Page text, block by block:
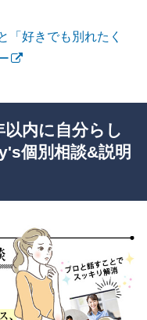
「好きでも別れたく
内に自分らし
個別相談&説明